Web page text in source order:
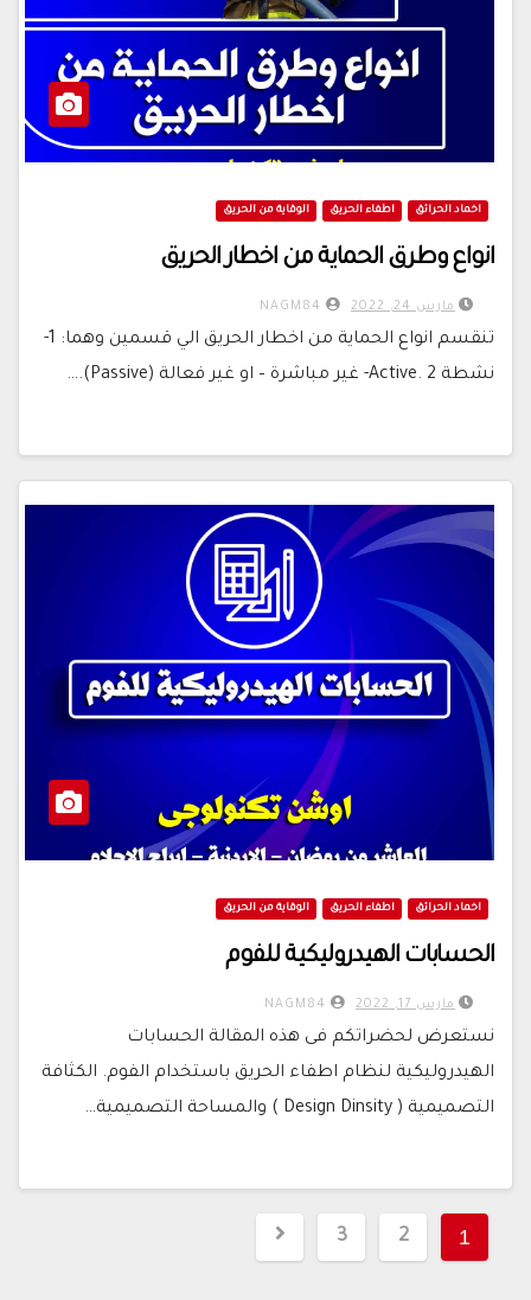
اخماد الحرائق اطفاء الحريق الوقاية من الحريق
انواع وطرق الحماية من اخطار الحريق
مارس 24, 2022
تنقسم انواع الحماية من اخطار الحريق الي قسمين وهما: 1-
نشطة Active. 2- غير مباشرة – او غير فعالة (Passive).…
اخماد الحرائق اطفاء الحريق الوقاية من الحريق
الحسابات الهيدروليكية للفوم
مارس 17, 2022
نستعرض لحضراتكم فى هذه المقالة الحسابات
الهيدروليكية لنظام اطفاء الحريق باستخدام الفوم. الكثافة
التصميمية ( Design Dinsity ) والمساحة التصميمية…
تعدد
صفحات
1
2
3